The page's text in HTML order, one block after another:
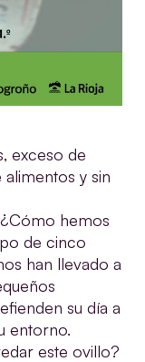
exceso de
y sin
hemos
de cinco
han llevado a
su día a
entorno.
este ovillo?